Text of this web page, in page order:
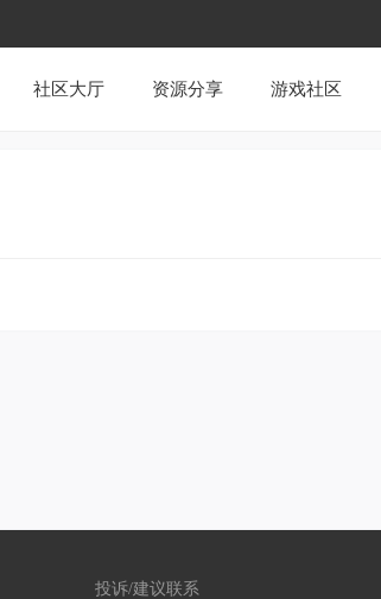
社区大厅 资源分享 游戏社区
投诉/建议联系